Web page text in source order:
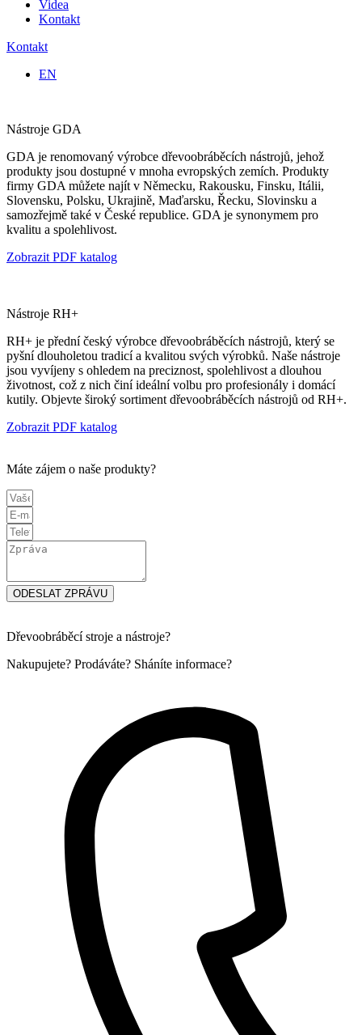
Videa
Kontakt
Kontakt
EN
Nástroje GDA
GDA je renomovaný výrobce dřevoobráběcích nástrojů, jehož
produkty jsou dostupné v mnoha evropských zemích. Produkty
firmy GDA můžete najít v Německu, Rakousku, Finsku, Itálii,
Slovensku, Polsku, Ukrajině, Maďarsku, Řecku, Slovinsku a
samozřejmě také v České republice. GDA je synonymem pro
kvalitu a spolehlivost.
Zobrazit PDF katalog
Nástroje RH+
RH+ je přední český výrobce dřevoobráběcích nástrojů, který se
pyšní dlouholetou tradicí a kvalitou svých výrobků. Naše nástroje
jsou vyvíjeny s ohledem na preciznost, spolehlivost a dlouhou
životnost, což z nich činí ideální volbu pro profesionály i domácí
kutily. Objevte široký sortiment dřevoobráběcích nástrojů od RH+.
Zobrazit PDF katalog
Máte zájem o naše produkty?
ODESLAT ZPRÁVU
Dřevoobráběcí stroje a nástroje?
Nakupujete? Prodáváte? Sháníte informace?